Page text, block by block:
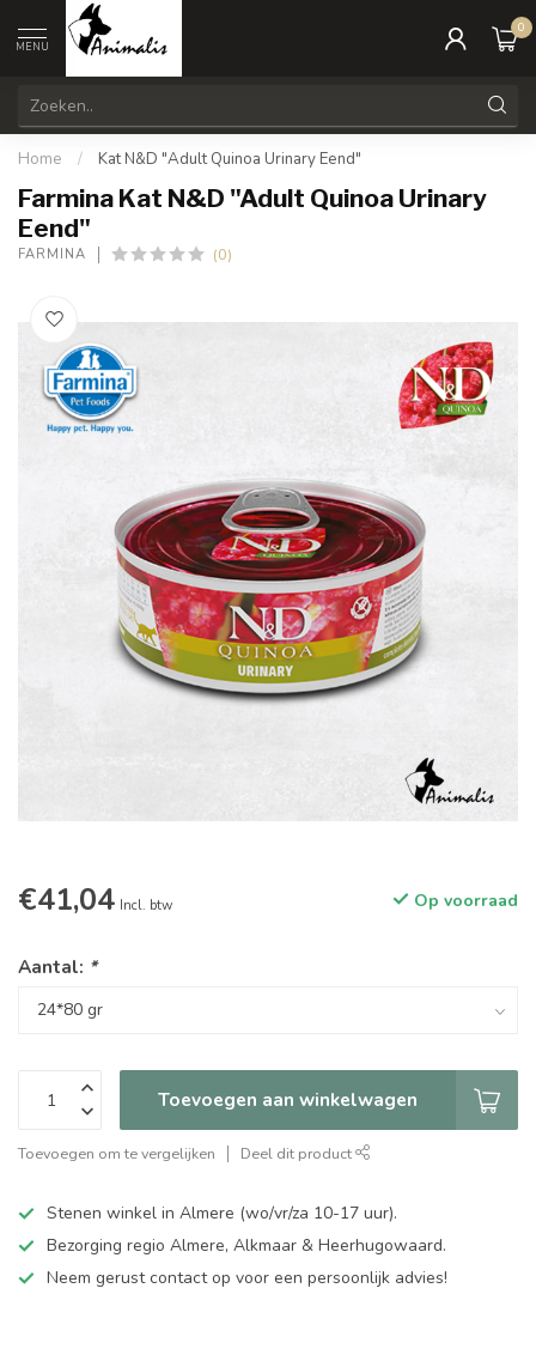
MENU
0
Home / Kat N&D "Adult Quinoa Urinary Eend"
Farmina Kat N&D "Adult Quinoa Urinary
Eend"
FARMINA (0)
€41,04 Incl. btw Op voorraad
Aantal: *
Toevoegen aan winkelwagen
Toevoegen om te vergelijken Deel dit product
Stenen winkel in Almere (wo/vr/za 10-17 uur).
Bezorging regio Almere, Alkmaar & Heerhugowaard.
Neem gerust contact op voor een persoonlijk advies!